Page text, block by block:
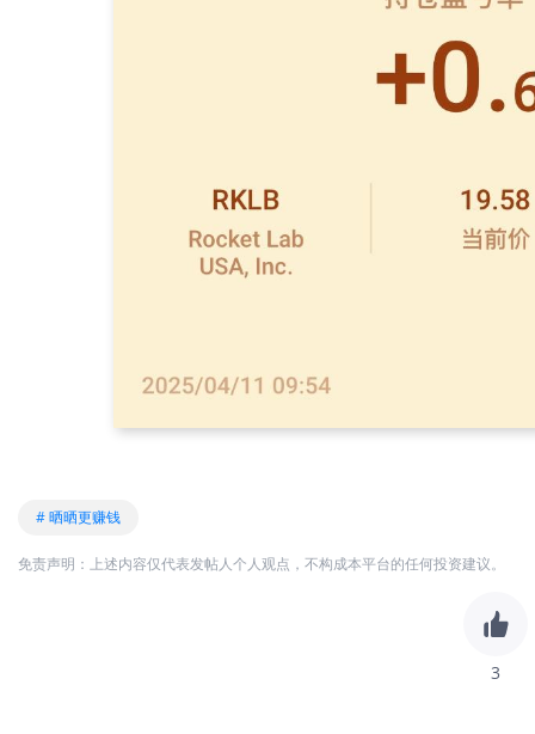
# 晒晒更赚钱
免责声明：上述内容仅代表发帖人个人观点，不构成本平台的任何投资建议。
3